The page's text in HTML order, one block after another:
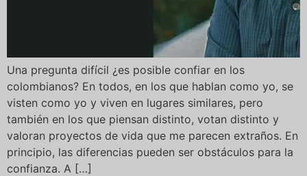
Una pregunta difícil ¿es posible confiar en los
colombianos? En todos, en los que hablan como yo, se
visten como yo y viven en lugares similares, pero
también en los que piensan distinto, votan distinto y
valoran proyectos de vida que me parecen extraños. En
principio, las diferencias pueden ser obstáculos para la
confianza. A […]